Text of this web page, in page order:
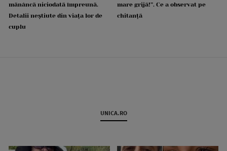
mănâncă niciodată împreună.
Detalii neștiute din viața lor de
cuplu
mare grijă!”. Ce a observat pe
chitanță
UNICA.RO